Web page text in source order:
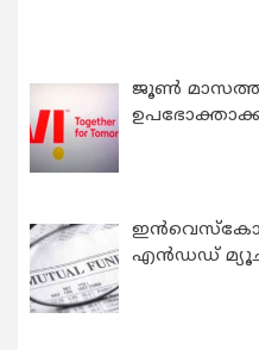
ജൂൺ
ഇന്‍വെസ്കോ
എന്‍ഡഡ്